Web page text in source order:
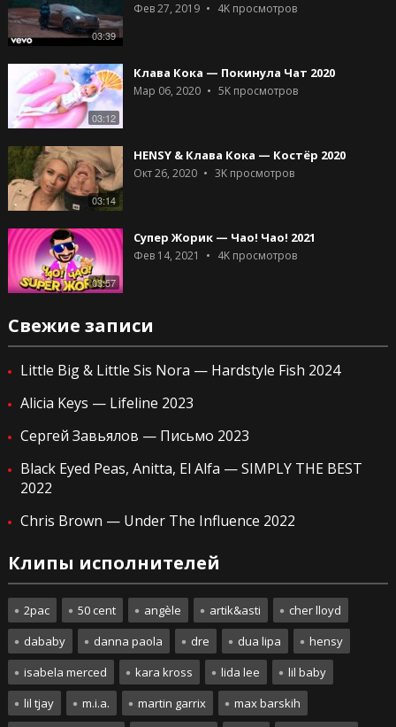
03:39
Фев 27, 2019 4Kпросмотров
03:12
Клава Кока — Покинула Чат 2020
Мар 06, 2020 5Kпросмотров
03:14
HENSY & Клава Кока — Костёр 2020
Окт 26, 2020 3Kпросмотров
03:57
Супер Жорик — Чао! Чао! 2021
Фев 14, 2021 4Kпросмотров
Свежие записи
Little Big & Little Sis Nora — Hardstyle Fish 2024
Alicia Keys — Lifeline 2023
Сергей Завьялов — Письмо 2023
Black Eyed Peas, Anitta, El Alfa — SIMPLY THE BEST
2022
Chris Brown — Under The Influence 2022
Клипы исполнителей
2pac 50 cent angèle artik&asti
cher lloyd
dababy
danna paola dre dua lipa
hensy
isabela merced
kara kross lida lee
lil baby
lil tjay
m.i.a. martin garrix
max barskih